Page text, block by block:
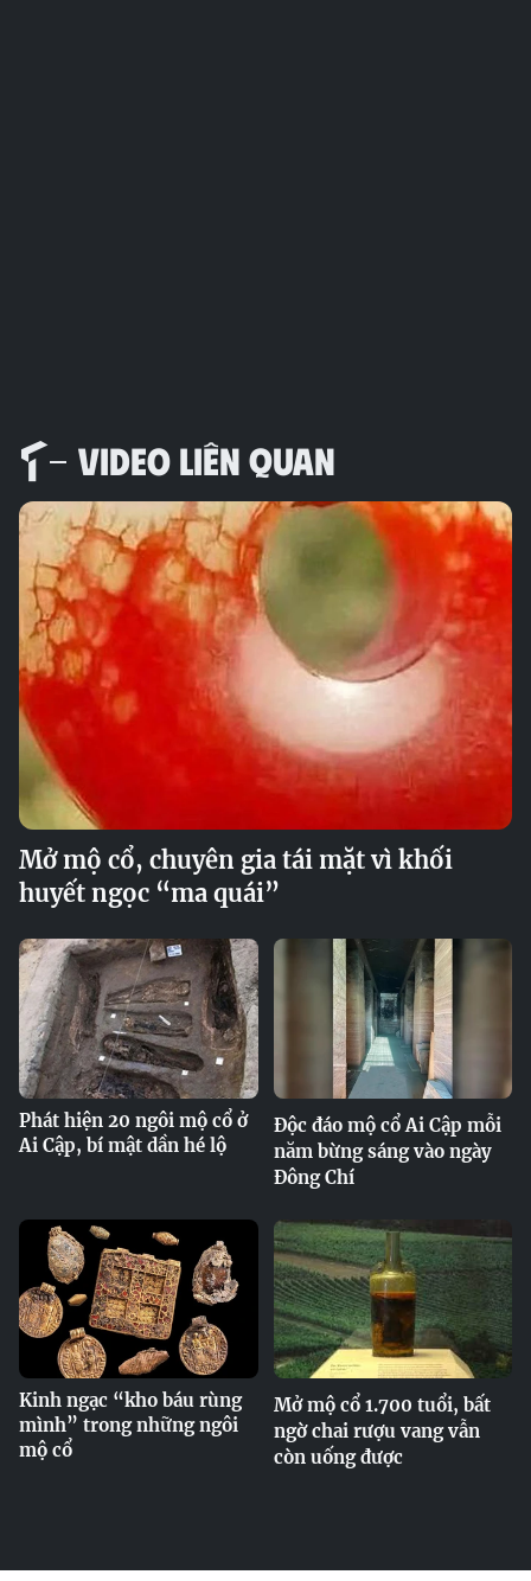
VIDEO LIÊN QUAN
Mở mộ cổ, chuyên gia tái mặt vì khối
huyết ngọc “ma quái”
Phát hiện 20 ngôi mộ cổ ở
Ai Cập, bí mật dần hé lộ
Độc đáo mộ cổ Ai Cập mỗi
năm bừng sáng vào ngày
Đông Chí
Kinh ngạc “kho báu rùng
mình” trong những ngôi
mộ cổ
Mở mộ cổ 1.700 tuổi, bất
ngờ chai rượu vang vẫn
còn uống được